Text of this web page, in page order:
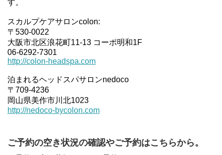
す。
スカルプケアサロンcolon:
〒530-0022
大阪市北区浪花町11-13 コーポ明和1F
06-6292-7301
http://colon-headspa.com
泊まれるヘッドスパサロンnedoco
〒709-4236
岡山県美作市川北1023
http://nedoco-bycolon.com
ご予約の空き状況の確認やご予約はこちらから。